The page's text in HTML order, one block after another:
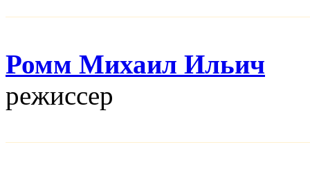
Ромм Михаил Ильич
режисcер